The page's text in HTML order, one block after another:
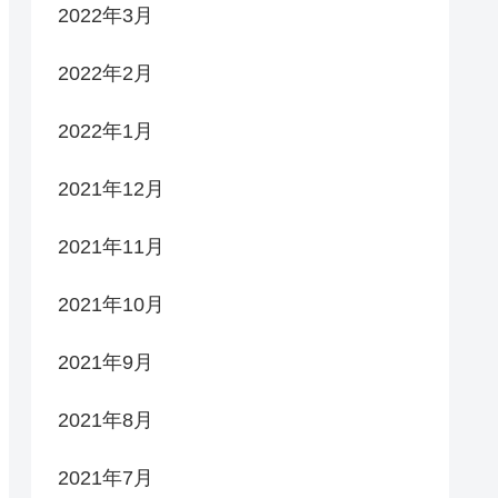
2022年3月
2022年2月
2022年1月
2021年12月
2021年11月
2021年10月
2021年9月
2021年8月
2021年7月